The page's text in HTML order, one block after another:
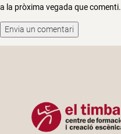
a la pròxima vegada que comenti.